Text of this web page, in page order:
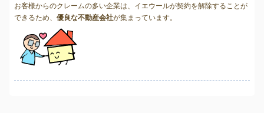
お客様からのクレームの多い企業は、イエウールが契約を解除することが
できるため、 優良な不動産会社が集まっています。